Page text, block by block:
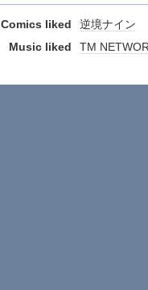
Comics liked
逆境ナイン
Music liked
TM